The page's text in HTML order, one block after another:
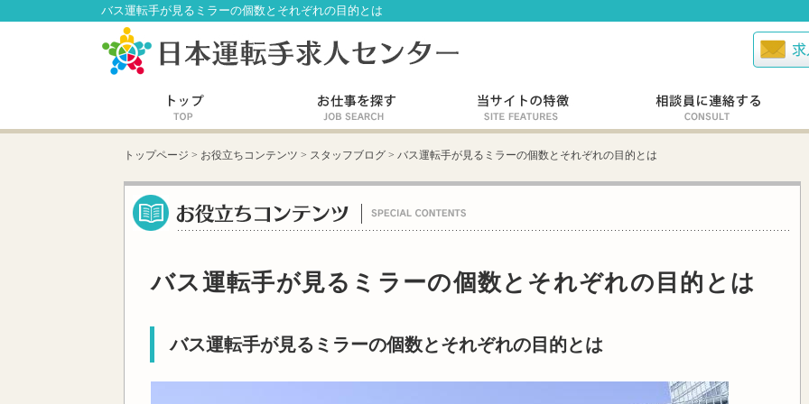
バス運転手が見るミラーの個数とそれぞれの目的とは
トップページ > お役立ちコンテンツ > スタッフブログ > バス運転手が見るミラーの個数とそれぞれの目的とは
バス運転手が見るミラーの個数とそれぞれの目的とは
バス運転手が見るミラーの個数とそれぞれの目的とは